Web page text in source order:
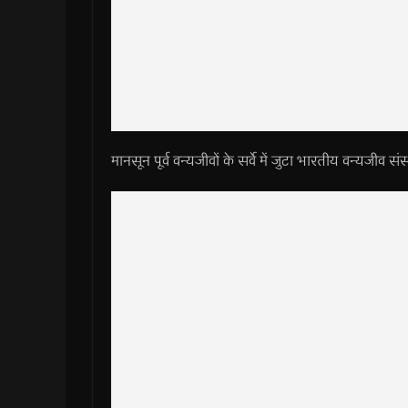
मानसून पूर्व वन्यजीवों के सर्वे में जुटा भारतीय वन्यजीव